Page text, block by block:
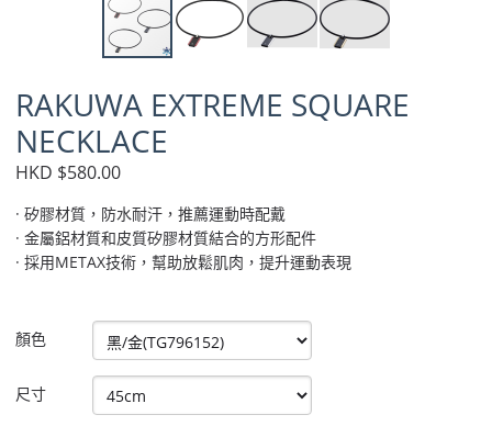
RAKUWA EXTREME SQUARE
NECKLACE
HKD $580.00
· 矽膠材質，防水耐汗，推薦運動時配戴
· 金屬鋁材質和皮質矽膠材質結合的方形配件
· 採用METAX技術，幫助放鬆肌肉，提升運動表現
顏色
尺寸